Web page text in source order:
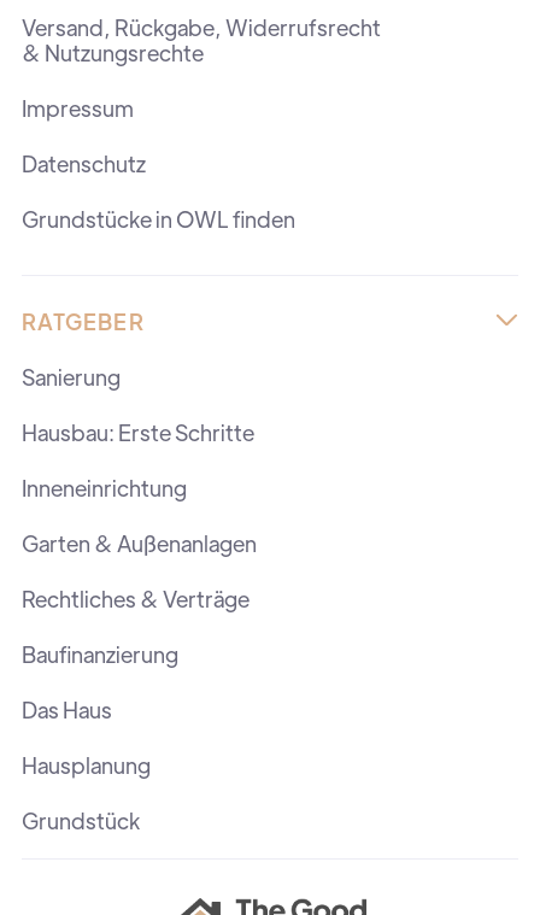
Versand, Rückgabe, Widerrufsrecht
& Nutzungsrechte
Impressum
Datenschutz
Grundstücke in OWL finden
RATGEBER 
Sanierung
Hausbau: Erste Schritte
Inneneinrichtung
Garten & Außenanlagen
Rechtliches & Verträge
Baufinanzierung
Das Haus
Hausplanung
Grundstück